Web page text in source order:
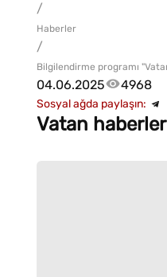
/
Haberler
/
Bilgilendirme programı
04.06.2025 4968
Sosyal ağda paylaşın:
Vatan